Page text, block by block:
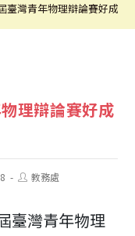
灣青年物理辯論賽好成績
理辯論賽好成
Post教務處
臺灣青年物理